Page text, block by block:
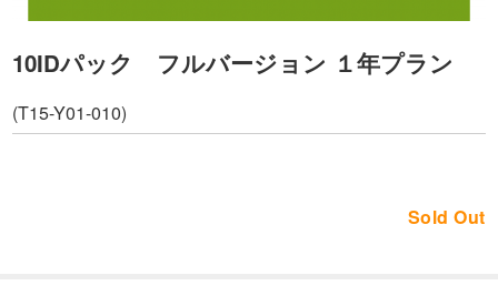
10IDパック フルバージョン １年プラン
(T15-Y01-010)
Sold Out